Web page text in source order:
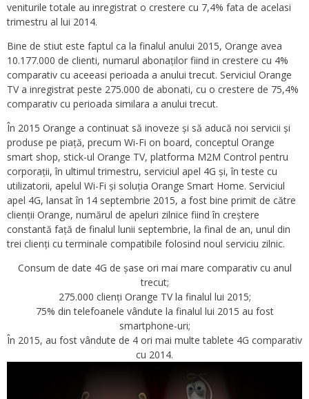
veniturile totale au inregistrat o crestere cu 7,4% fata de acelasi
trimestru al lui 2014.
Bine de stiut este faptul ca la finalul anului 2015, Orange avea
10.177.000 de clienti, numarul abonaților fiind in crestere cu 4%
comparativ cu aceeasi perioada a anului trecut. Serviciul Orange
TV a inregistrat peste 275.000 de abonati, cu o crestere de 75,4%
comparativ cu perioada similara a anului trecut.
În 2015 Orange a continuat să inoveze și să aducă noi servicii și
produse pe piață, precum Wi-Fi on board, conceptul Orange
smart shop, stick-ul Orange TV, platforma M2M Control pentru
corporații, în ultimul trimestru, serviciul apel 4G și, în teste cu
utilizatorii, apelul Wi-Fi și soluția Orange Smart Home. Serviciul
apel 4G, lansat în 14 septembrie 2015, a fost bine primit de către
clienții Orange, numărul de apeluri zilnice fiind în creștere
constantă față de finalul lunii septembrie, la final de an, unul din
trei clienți cu terminale compatibile folosind noul serviciu zilnic.
Consum de date 4G de șase ori mai mare comparativ cu anul
trecut;
275.000 clienți Orange TV la finalul lui 2015;
75% din telefoanele vândute la finalul lui 2015 au fost
smartphone-uri;
În 2015, au fost vândute de 4 ori mai multe tablete 4G comparativ
cu 2014.